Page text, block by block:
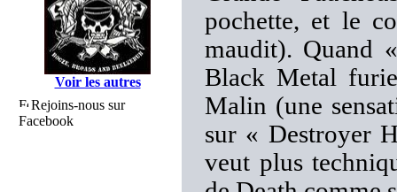
Voir les autres
Rejoins-nous sur
Facebook
pochette, et le
maudit). Quand
Black Metal
Malin (une
sur « Destroyer
veut plus